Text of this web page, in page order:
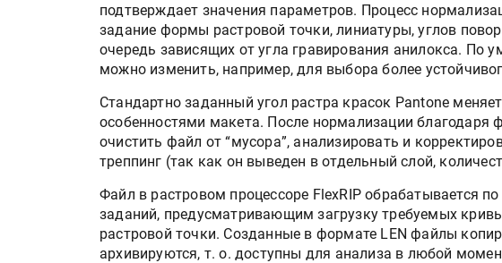
подтверждает значения параметров. Процесс
задание формы растровой точки, линиатуры, углов
очередь зависящих от угла гравирования анилокса. По
можно изменить, например, для выбора более
Стандартно заданный угол растра красок Pantone
особенностями макета. После нормализации
очистить файл от “мусора”, анализировать и
треппинг (так как он выведен в отдельный слой,
Файл в растровом процессоре FlexRIP обрабатывается
заданий, предусматривающим загрузку требуемых
растровой точки. Созданные в формате LEN файлы
архивируются, т. о. доступны для анализа в любой